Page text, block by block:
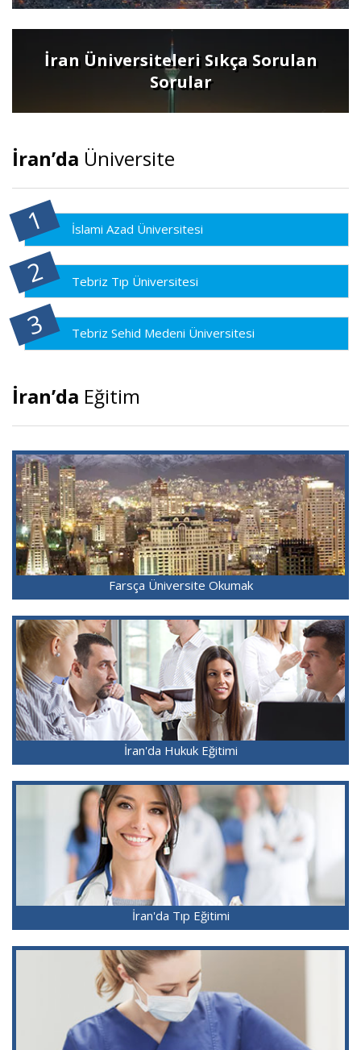
İran Üniversiteleri Sıkça Sorulan
Sorular
İran’da Üniversite
İslami Azad Üniversitesi
Tebriz Tıp Üniversitesi
Tebriz Sehid Medeni Üniversitesi
İran’da Eğitim
Farsça Üniversite Okumak
İran'da Hukuk Eğitimi
İran'da Tıp Eğitimi